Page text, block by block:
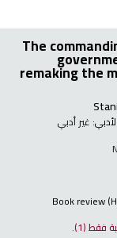
The
remaking the
غير أدبي
Book review
فقط(1).